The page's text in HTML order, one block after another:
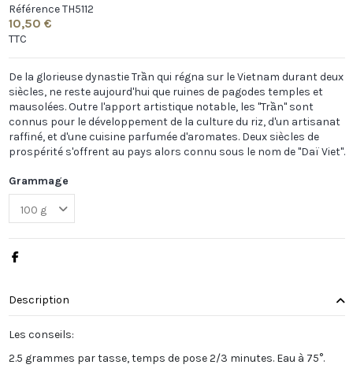
Référence TH5112
10,50 €
TTC
De la glorieuse dynastie Trần qui régna sur le Vietnam durant deux
siècles, ne reste aujourd'hui que ruines de pagodes temples et
mausolées. Outre l'apport artistique notable, les "Trần" sont
connus pour le développement de la culture du riz, d'un artisanat
raffiné, et d'une cuisine parfumée d'aromates. Deux siècles de
prospérité s'offrent au pays alors connu sous le nom de "Daï Viet".
Grammage
Description
Les conseils:
2.5 grammes par tasse, temps de pose 2/3 minutes. Eau à 75°.